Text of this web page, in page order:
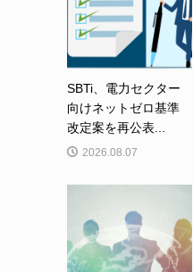
SBTi、電力セクター
向けネットゼロ基準
改定案を再公表...
2026.08.07